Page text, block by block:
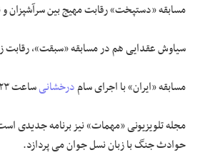
مسابقه «دستپخت» رقابت مهیج بین سرآشپزان و
سیاوش عقدایی هم در مسابقه «سبقت»، رقابت
مسابقه «ایران» با اجرای سامدرخشانیساعت ۲۳ چهارشنبه ها و پنجشنبه ها روی آنتن می رود.
حوادث جنگ با زبان نسل جوان می پردازد.